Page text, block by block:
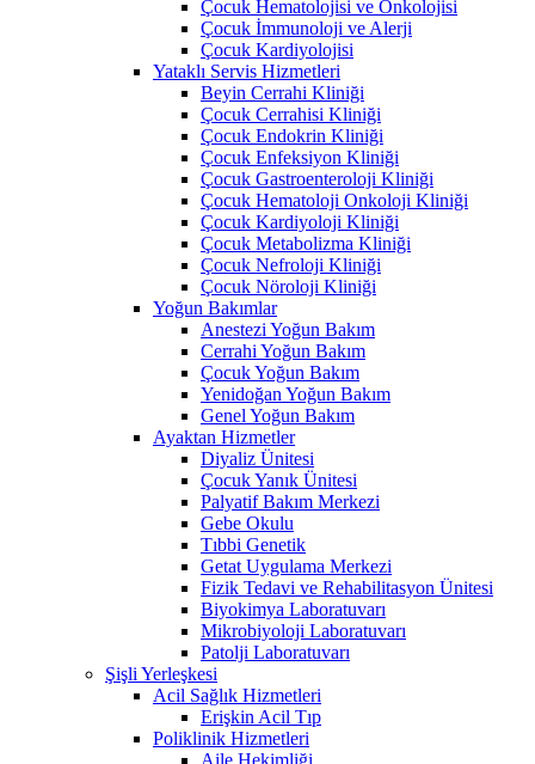
Çocuk Hematolojisi ve Onkolojisi
Çocuk İmmunoloji ve Alerji
Çocuk Kardiyolojisi
Yataklı Servis Hizmetleri
Beyin Cerrahi Kliniği
Çocuk Cerrahisi Kliniği
Çocuk Endokrin Kliniği
Çocuk Enfeksiyon Kliniği
Çocuk Gastroenteroloji Kliniği
Çocuk Hematoloji Onkoloji Kliniği
Çocuk Kardiyoloji Kliniği
Çocuk Metabolizma Kliniği
Çocuk Nefroloji Kliniği
Çocuk Nöroloji Kliniği
Yoğun Bakımlar
Anestezi Yoğun Bakım
Cerrahi Yoğun Bakım
Çocuk Yoğun Bakım
Yenidoğan Yoğun Bakım
Genel Yoğun Bakım
Ayaktan Hizmetler
Diyaliz Ünitesi
Çocuk Yanık Ünitesi
Palyatif Bakım Merkezi
Gebe Okulu
Tıbbi Genetik
Getat Uygulama Merkezi
Fizik Tedavi ve Rehabilitasyon Ünitesi
Biyokimya Laboratuvarı
Mikrobiyoloji Laboratuvarı
Patolji Laboratuvarı
Şişli Yerleşkesi
Acil Sağlık Hizmetleri
Erişkin Acil Tıp
Poliklinik Hizmetleri
Aile Hekimliği